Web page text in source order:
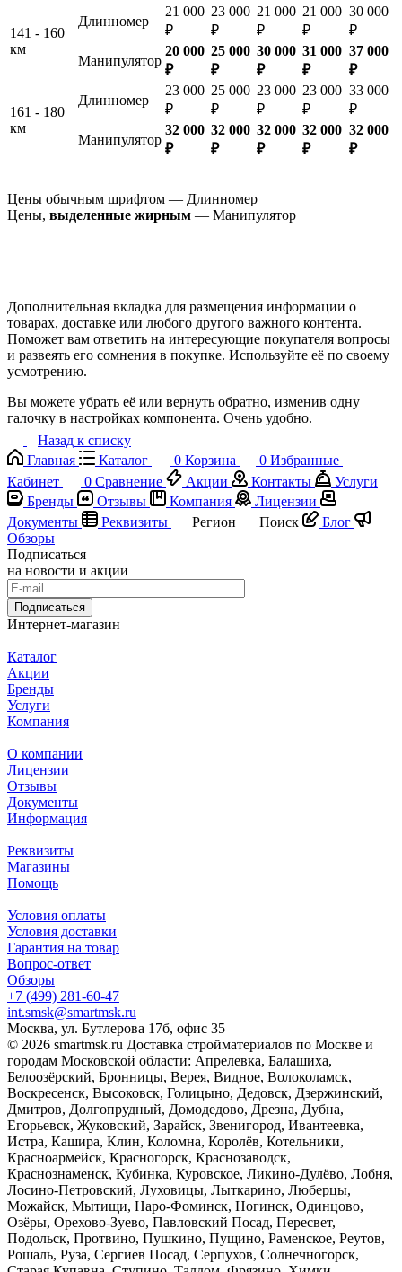
141 - 160
км
Длинномер
21 000
₽
23 000
₽
21 000
₽
21 000
₽
30 000
₽
Манипулятор
20 000
₽
25 000
₽
30 000
₽
31 000
₽
37 000
₽
161 - 180
км
Длинномер
23 000
₽
25 000
₽
23 000
₽
23 000
₽
33 000
₽
Манипулятор
32 000
₽
32 000
₽
32 000
₽
32 000
₽
32 000
₽
Цены обычным шрифтом — Длинномер
Цены, выделенные жирным — Манипулятор
Дополнительная вкладка для размещения информации о
товарах, доставке или любого другого важного контента.
Поможет вам ответить на интересующие покупателя вопросы
и развеять его сомнения в покупке. Используйте её по своему
усмотрению.
Вы можете убрать её или вернуть обратно, изменив одну
галочку в настройках компонента. Очень удобно.
Назад к списку
Главная
Каталог 0 Корзина 0 Избранные
Кабинет
0 Сравнение Акции Контакты
Услуги
Бренды
Отзывы Компания
Лицензии
Документы
Реквизиты Регион Поиск
Блог
Обзоры
Подписаться
на новости и акции
Подписаться
Интернет-магазин
Каталог
Акции
Бренды
Услуги
Компания
О компании
Лицензии
Отзывы
Документы
Информация
Реквизиты
Магазины
Помощь
Условия оплаты
Условия доставки
Гарантия на товар
Вопрос-ответ
Обзоры
+7 (499) 281-60-47
int.smsk@smartmsk.ru
Москва, ул. Бутлерова 17б, офис 35
© 2026 smartmsk.ru Доставка стройматериалов по Москве и
городам Московской области: Апрелевка, Балашиха,
Белоозёрский, Бронницы, Верея, Видное, Волоколамск,
Воскресенск, Высоковск, Голицыно, Дедовск, Дзержинский,
Дмитров, Долгопрудный, Домодедово, Дрезна, Дубна,
Егорьевск, Жуковский, Зарайск, Звенигород, Ивантеевка,
Истра, Кашира, Клин, Коломна, Королёв, Котельники,
Красноармейск, Красногорск, Краснозаводск,
Краснознаменск, Кубинка, Куровское, Ликино-Дулёво, Лобня,
Лосино-Петровский, Луховицы, Лыткарино, Люберцы,
Можайск, Мытищи, Наро-Фоминск, Ногинск, Одинцово,
Озёры, Орехово-Зуево, Павловский Посад, Пересвет,
Подольск, Протвино, Пушкино, Пущино, Раменское, Реутов,
Рошаль, Руза, Сергиев Посад, Серпухов, Солнечногорск,